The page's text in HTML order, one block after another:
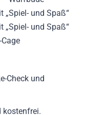
und Spaß“
und Spaß“
Check und
kostenfrei.